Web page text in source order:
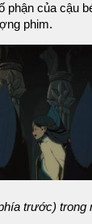
phận của cậu
phim.
trước) trong